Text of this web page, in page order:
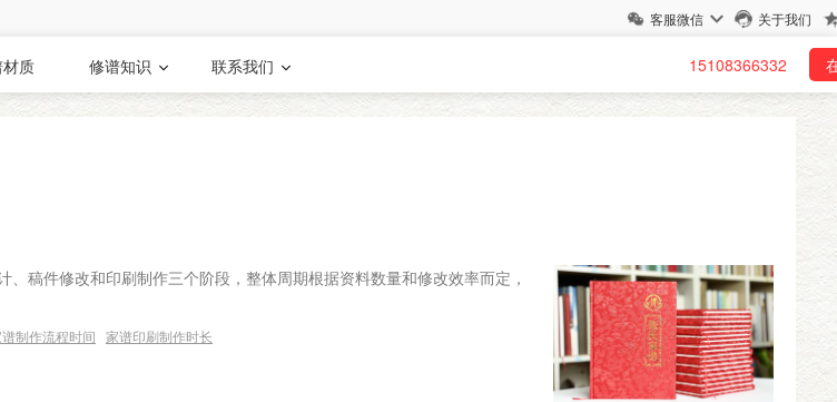
客服微信 关于我们
质 修谱知识 联系我们 15108366332
稿件修改和印刷制作三个阶段，整体周期根据资料数量和修改效率而定，
制作流程时间 家谱印刷制作时长